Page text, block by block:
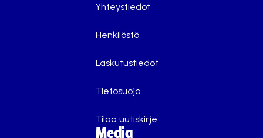
Yhteystiedot
Henkilöstö
Laskutustiedot
Tietosuoja
Tilaa uutiskirje
Media